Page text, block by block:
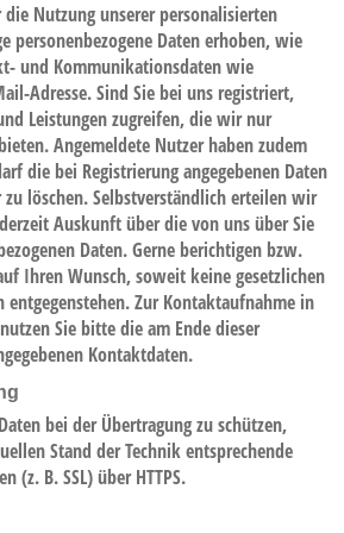
Nutzung unserer personalisierten
personenbezogene Daten erhoben, wie
und Kommunikationsdaten wie
Adresse. Sind Sie bei uns registriert,
Leistungen zugreifen, die wir nur
Angemeldete Nutzer haben zudem
die bei Registrierung angegebenen Daten
löschen. Selbstverständlich erteilen wir
Auskunft über die von uns über Sie
Daten. Gerne berichtigen bzw.
Ihren Wunsch, soweit keine gesetzlichen
Zur Kontaktaufnahme in
Sie bitte die am Ende dieser
Kontaktdaten.
bei der Übertragung zu schützen,
Stand der Technik entsprechende
(z. B. SSL) über HTTPS.